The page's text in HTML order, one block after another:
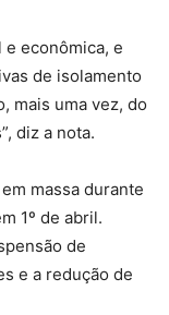
e econômica, e
de isolamento
mais uma vez, do
diz a nota.
massa durante
1º de abril.
de
e a redução de